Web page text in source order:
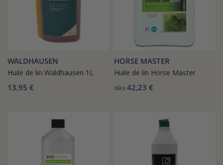
WALDHAUSEN
Huile de lin Waldhausen 1L
13,95 €
HORSE MASTER
Huile de lin Horse Master
dès 42,23 €